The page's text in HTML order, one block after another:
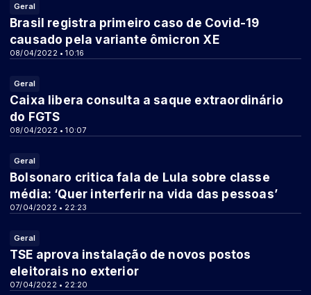
Geral
08/04/2022 • 10:16
Brasil registra primeiro caso de Covid-19
causado pela variante ômicron XE
Geral
08/04/2022 • 10:07
Caixa libera consulta a saque extraordinário
do FGTS
Geral
07/04/2022 • 22:23
Bolsonaro critica fala de Lula sobre classe
média: ‘Quer interferir na vida das pessoas’
Geral
07/04/2022 • 22:20
TSE aprova instalação de novos postos
eleitorais no exterior